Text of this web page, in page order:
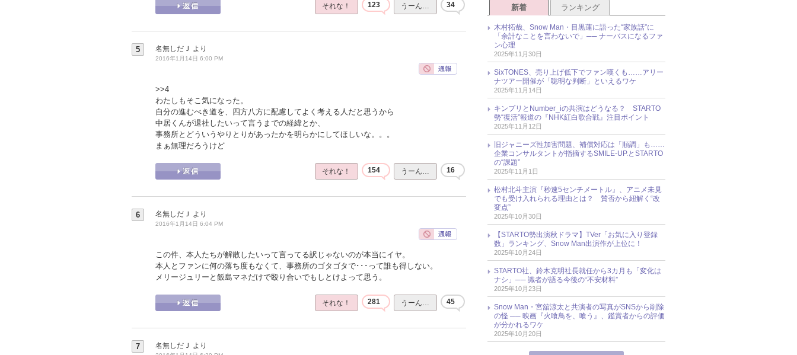
それな！ 123 うーん… 34
5 名無しだＪ より
2016年1月14日 6:00 PM
>>4
わたしもそこ気になった。
自分の進むべき道を、四方八方に配慮してよく考える人だと思うから
中居くんが退社したいって言うまでの経緯とか、
事務所とどういうやりとりがあったかを明らかにしてほしいな。。。
まぁ無理だろうけど
それな！ 154 うーん… 16
6 名無しだＪ より
2016年1月14日 6:04 PM
この件、本人たちが解散したいって言ってる訳じゃないのが本当にイヤ。
本人とファンに何の落ち度もなくて、事務所のゴタゴタで･･･って誰も得しない。
メリージュリーと飯島マネだけで殴り合いでもしとけよって思う。
それな！ 281 うーん… 45
7 名無しだＪ より
新着 ランキング
木村拓哉、Snow Man・目黒蓮に語った“家族話”に
「余計なことを言わないで」── ナーバスになるファ
ン心理
2025年11月30日
SixTONES、売り上げ低下でファン嘆くも……アリー
ナツアー開催が「聡明な判断」といえるワケ
2025年11月14日
キンプリとNumber_iの共演はどうなる？ STARTO
勢“復活”報道の『NHK紅白歌合戦』注目ポイント
2025年11月12日
旧ジャニーズ性加害問題、補償対応は「順調」も……
企業コンサルタントが指摘するSMILE-UP.とSTARTO
の“課題”
2025年11月1日
松村北斗主演『秒速5センチメートル』、アニメ未見
でも受け入れられる理由とは？ 賛否から紐解く“改
変点”
2025年10月30日
【STARTO勢出演秋ドラマ】TVer「お気に入り登録
数」ランキング、Snow Man出演作が上位に！
2025年10月24日
STARTO社、鈴木克明社長就任から3カ月も「変化は
ナシ」── 識者が語る今後の“不安材料”
2025年10月23日
Snow Man・宮舘涼太と共演者の写真がSNSから削除
の怪 ── 映画『火喰鳥を、喰う』、鑑賞者からの評価
が分かれるワケ
2025年10月20日